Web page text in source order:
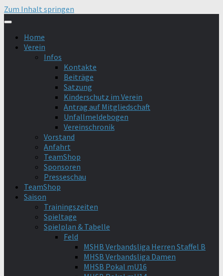
Zum Inhalt springen
Home
Verein
Infos
Kontakte
Beiträge
Satzung
Kinderschutz im Verein
Antrag auf Mitgliedschaft
Unfallmeldebogen
Vereinschronik
Vorstand
Anfahrt
TeamShop
Sponsoren
Presseschau
TeamShop
Saison
Trainingszeiten
Spieltage
Spielplan & Tabelle
Feld
MSHB Verbandsliga Herren Staffel B
MHSB Verbandsliga Damen
MHSB Pokal mU16